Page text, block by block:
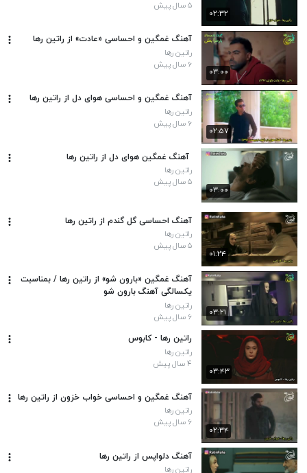
۰۲:۳۲
۵ سال پیش
۰۳:۰۰
آهنگ غمگین و احساسی «عادت» از راتین رها
راتین رها
۶ سال پیش
۰۲:۵۷
آهنگ غمگین و احساسی هوای دل از راتین رها
راتین رها
۶ سال پیش
۰۳:۰۰
️ آهنگ غمگین هوای دل از راتین رها
راتین رها
۵ سال پیش
۰۱:۲۴
آهنگ احساسی گل گندم از راتین رها
راتین رها
۵ سال پیش
۰۳:۲۱
آهنگ غمگین «بارون شو» از راتین رها / بمناسبت
یکسالگی آهنگ بارون شو
راتین رها
۶ سال پیش
۰۳:۴۳
راتین رها - کابوس
راتین رها
۴ سال پیش
۰۲:۳۴
آهنگ غمگین و احساسی خواب خزون از راتین رها
راتین رها
۶ سال پیش
آهنگ دلواپس از راتین رها
راتین رها